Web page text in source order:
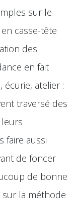
sur le
casse-tête
des
en fait
écurie, atelier :
traversé des
faire aussi
de foncer
de bonne
la méthode